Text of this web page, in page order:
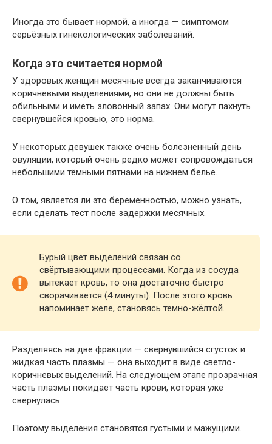
Иногда это бывает нормой, а иногда — симптомом
серьёзных гинекологических заболеваний.
Когда это считается нормой
У здоровых женщин месячные всегда заканчиваются
коричневыми выделениями, но они не должны быть
обильными и иметь зловонный запах. Они могут пахнуть
свернувшейся кровью, это норма.
У некоторых девушек также очень болезненный день
овуляции, который очень редко может сопровождаться
небольшими тёмными пятнами на нижнем белье.
О том, является ли это беременностью, можно узнать,
если сделать тест после задержки месячных.
Бурый цвет выделений связан со
свёртывающими процессами. Когда из сосуда
вытекает кровь, то она достаточно быстро
сворачивается (4 минуты). После этого кровь
напоминает желе, становясь темно-жёлтой.
Разделяясь на две фракции — свернувшийся сгусток и
жидкая часть плазмы — она выходит в виде светло-
коричневых выделений. На следующем этапе прозрачная
часть плазмы покидает часть крови, которая уже
свернулась.
Поэтому выделения становятся густыми и мажущими.